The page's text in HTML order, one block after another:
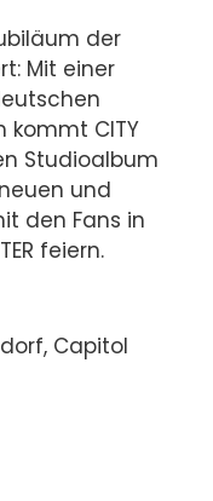
der
Mit einer
kommt CITY
Studioalbum
und
den Fans in
feiern.
Capitol